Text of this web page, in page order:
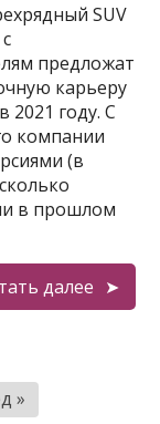
SUV
предложат
карьеру
2021 году. С
компании
(в
в прошлом
далее
»